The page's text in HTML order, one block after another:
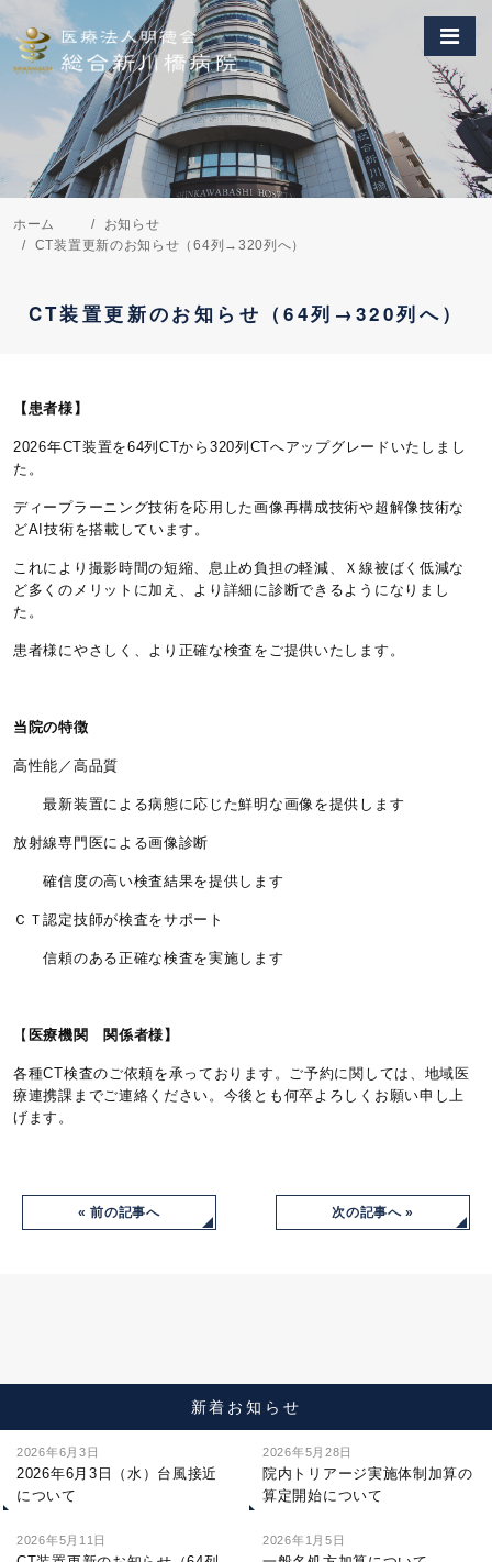
ホーム
お知らせ
CT装置更新のお知らせ（64列→320列へ）
CT装置更新のお知らせ（64列→320列へ）
【患者様】
2026年CT装置を64列CTから320列CTへアップグレードいたしまし
た。
ディープラーニング技術を応用した画像再構成技術や超解像技術な
どAI技術を搭載しています。
これにより撮影時間の短縮、息止め負担の軽減、Ｘ線被ばく低減な
ど多くのメリットに加え、より詳細に診断できるようになりまし
た。
患者様にやさしく、より正確な検査をご提供いたします。
当院の特徴
高性能／高品質
最新装置による病態に応じた鮮明な画像を提供します
放射線専門医による画像診断
確信度の高い検査結果を提供します
ＣＴ認定技師が検査をサポート
信頼のある正確な検査を実施します
【 医療機関 関係者様】
各種CT検査のご依頼を承っております。ご予約に関しては、地域医
療連携課までご連絡ください。今後とも何卒よろしくお願い申し上
げます。
« 前の記事へ 次の記事へ »
新着お知らせ
2026年6月3日
2026年6月3日（水）台風接近
について
2026年5月28日
院内トリアージ実施体制加算の
算定開始について
2026年5月11日 2026年1月5日